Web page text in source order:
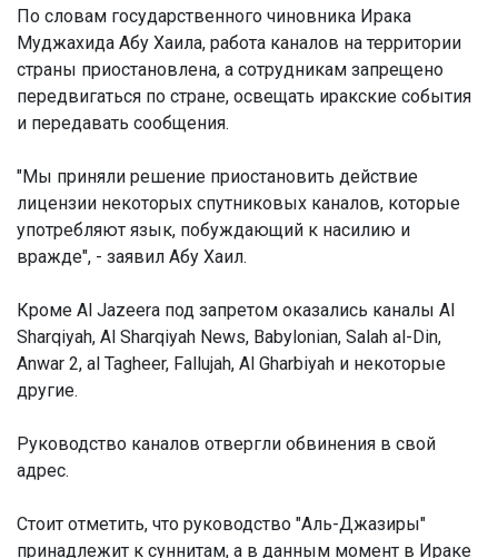
По словам государственного чиновника Ирака
Муджахида Абу Хаила, работа каналов на территории
страны приостановлена, а сотрудникам запрещено
передвигаться по стране, освещать иракские события
и передавать сообщения.
"Мы приняли решение приостановить действие
лицензии некоторых спутниковых каналов, которые
употребляют язык, побуждающий к насилию и
вражде", - заявил Абу Хаил.
Кроме Al Jazeera под запретом оказались каналы Al
Sharqiyah, Al Sharqiyah News, Babylonian, Salah al-Din,
Anwar 2, al Tagheer, Fallujah, Al Gharbiyah и некоторые
другие.
Руководство каналов отвергли обвинения в свой
адрес.
Стоит отметить, что руководство "Аль-Джазиры"
принадлежит к суннитам, а в данным момент в Ираке